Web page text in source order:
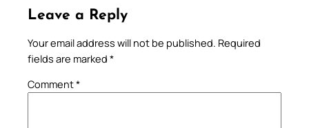
Leave a Reply
Your email address will not be published. Required
fields are marked *
Comment*